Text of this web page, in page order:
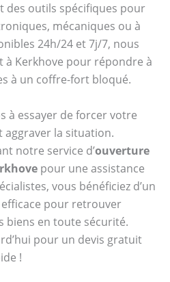
des outils spécifiques pour
mécaniques ou à
24h/24 et 7j/7, nous
Kerkhove pour répondre à
à un coffre-fort bloqué.
à essayer de forcer votre
la situation.
notre service d’ouverture
pour une assistance
vous bénéficiez d’un
pour retrouver
biens en toute sécurité.
pour un devis gratuit
!